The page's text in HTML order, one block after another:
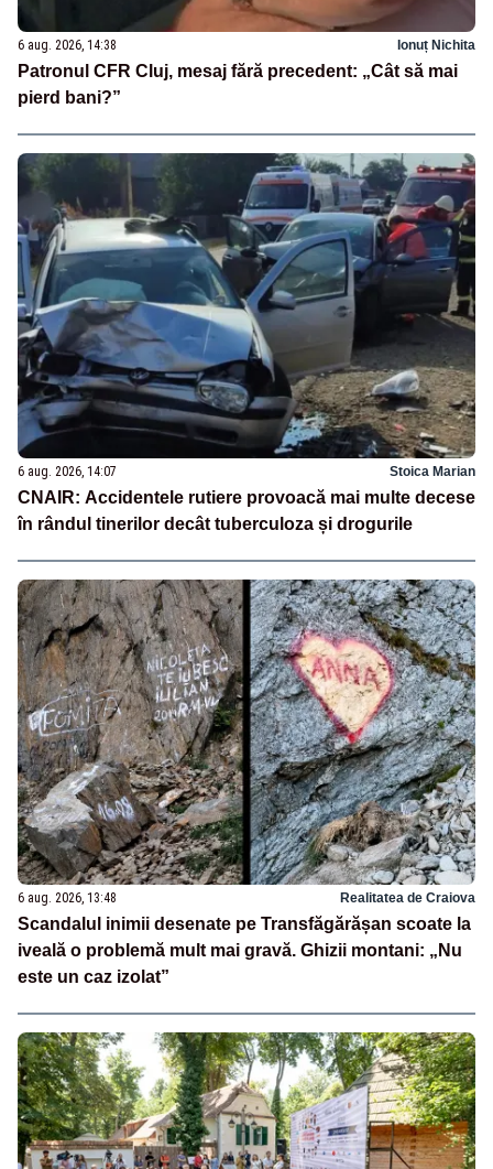
6 aug. 2026, 14:38 Ionuț Nichita
Patronul CFR Cluj, mesaj fără precedent: „Cât să mai
pierd bani?”
6 aug. 2026, 14:07 Stoica Marian
CNAIR: Accidentele rutiere provoacă mai multe decese
în rândul tinerilor decât tuberculoza și drogurile
6 aug. 2026, 13:48 Realitatea de Craiova
Scandalul inimii desenate pe Transfăgărășan scoate la
iveală o problemă mult mai gravă. Ghizii montani: „Nu
este un caz izolat”